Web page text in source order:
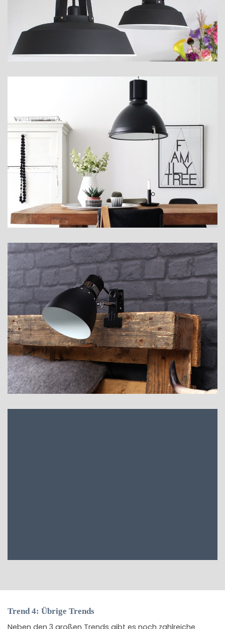
Trend 4: Übrige Trends
Neben den 3 großen Trends gibt es noch zahlreiche